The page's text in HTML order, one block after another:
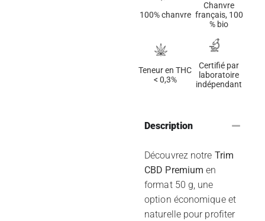
100% chanvre
Chanvre
français, 100
% bio
Teneur en THC
< 0,3%
Certifié par
laboratoire
indépendant
Description
Découvrez notre Trim
CBD Premium en
format 50 g, une
option économique et
naturelle pour profiter